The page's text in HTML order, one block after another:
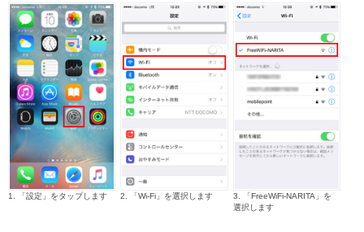
1. 「設定」をタップします 2. 「Wi-Fi」を選択します
3. 「FreeWiFi-NARITA」を
選択します